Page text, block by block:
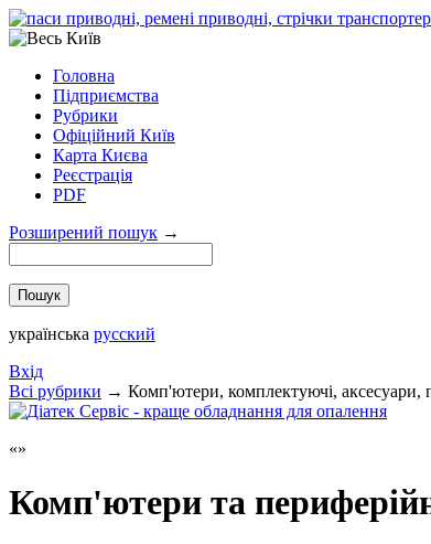
Головна
Підприємства
Рубрики
Офіційний Київ
Карта Києва
Реєстрація
PDF
Розширений пошук →
українська русский
Вхід
Всi рубрики → Комп'ютери, комплектуючі, аксесуари,
Комп'ютери та